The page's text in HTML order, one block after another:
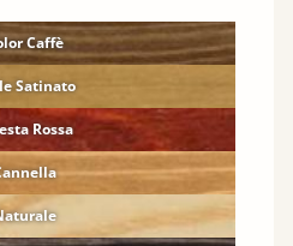
Caffè
Satinato
Rossa